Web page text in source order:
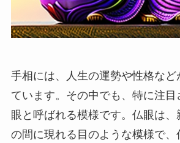
手相には、人生の運勢や性格な
ています。その中でも、特に注
眼と呼ばれる模様です。仏眼は
の間に現れる目のような模様で、